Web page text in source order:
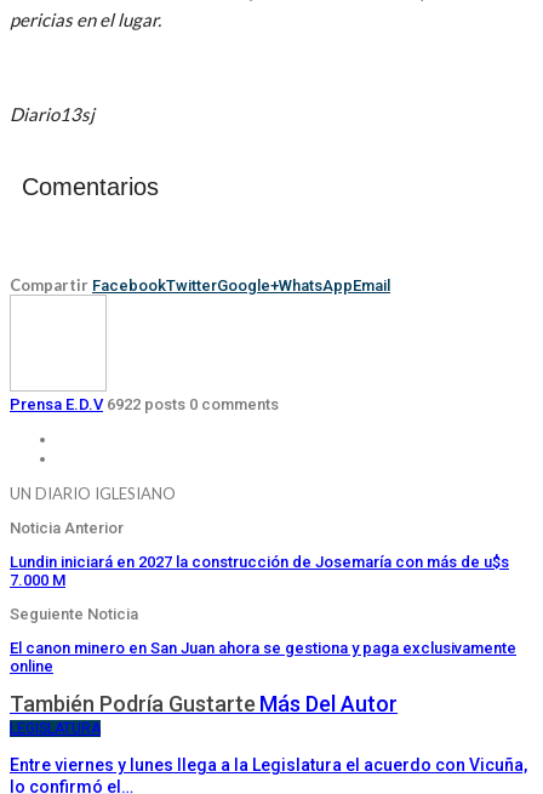
pericias en el lugar.
Diario13sj
Comentarios
Compartir FacebookTwitterGoogle+WhatsAppEmail
Prensa E.D.V 6922 posts 0 comments
UN DIARIO IGLESIANO
Noticia Anterior
Lundin iniciará en 2027 la construcción de Josemaría con más de u$s
7.000 M
Seguiente Noticia
El canon minero en San Juan ahora se gestiona y paga exclusivamente
online
También Podría Gustarte Más Del Autor
LEGISLATURA
Entre viernes y lunes llega a la Legislatura el acuerdo con Vicuña,
lo confirmó el…